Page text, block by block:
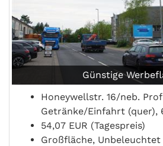
Günstige
Honeywellstr. 16/neb.
Getränke/Einfahrt (quer),
54,07 EUR (Tagespreis)
Großfläche, Unbeleuchtet